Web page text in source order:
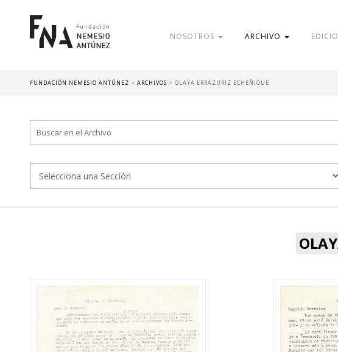
NOSOTROS ARCHIVO
FUNDACIÓN NEMESIO ANTÚNEZ > ARCHIVOS > OLAYA ERRÁZURIZ ECHEÑIQUE